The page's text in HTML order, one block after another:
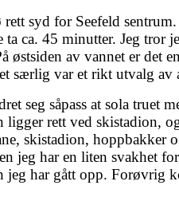
syd for Seefeld
ca. 45 minutter. Jeg
av vannet er det
særlig var et rikt utvalg av
seg såpass at sola
rett ved skistadion,
skistadion,
har en liten svakhet
jeg har gått opp.